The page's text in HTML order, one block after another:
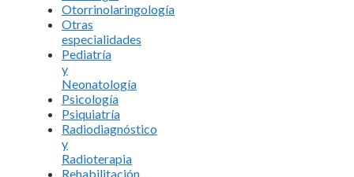
Otorrinolaringología
Otras
especialidades
Pediatría
y
Neonatología
Psicología
Psiquiatría
Radiodiagnóstico
y
Radioterapia
Rehabilitación